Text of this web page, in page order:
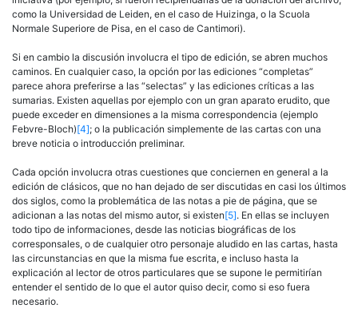
como la Universidad de Leiden, en el caso de Huizinga, o la Scuola
Normale Superiore de Pisa, en el caso de Cantimori).
Si en cambio la discusión involucra el tipo de edición, se abren muchos
caminos. En cualquier caso, la opción por las ediciones “completas”
parece ahora preferirse a las “selectas” y las ediciones críticas a las
sumarias. Existen aquellas por ejemplo con un gran aparato erudito, que
puede exceder en dimensiones a la misma correspondencia (ejemplo
Febvre-Bloch)[4]; o la publicación simplemente de las cartas con una
breve noticia o introducción preliminar.
Cada opción involucra otras cuestiones que conciernen en general a la
edición de clásicos, que no han dejado de ser discutidas en casi los últimos
dos siglos, como la problemática de las notas a pie de página, que se
adicionan a las notas del mismo autor, si existen[5]. En ellas se incluyen
todo tipo de informaciones, desde las noticias biográficas de los
corresponsales, o de cualquier otro personaje aludido en las cartas, hasta
las circunstancias en que la misma fue escrita, e incluso hasta la
explicación al lector de otros particulares que se supone le permitirían
entender el sentido de lo que el autor quiso decir, como si eso fuera
necesario.